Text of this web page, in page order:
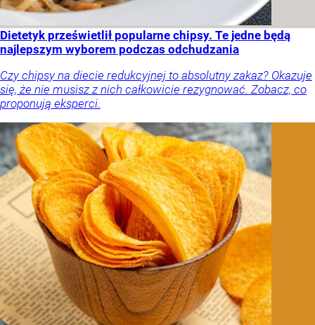
Dietetyk prześwietlił popularne chipsy. Te jedne będą
najlepszym wyborem podczas odchudzania
Czy chipsy na diecie redukcyjnej to absolutny zakaz? Okazuje
się, że nie musisz z nich całkowicie rezygnować. Zobacz, co
proponują eksperci.